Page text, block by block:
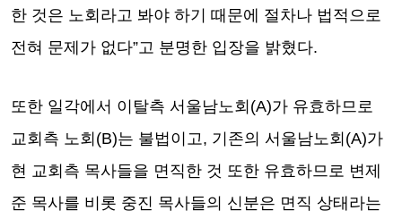
한 것은 노회라고 봐야 하기 때문에 절차나 법적으로
전혀 문제가 없다”고 분명한 입장을 밝혔다.
또한 일각에서 이탈측 서울남노회(A)가 유효하므로
교회측 노회(B)는 불법이고, 기존의 서울남노회(A)가
현 교회측 목사들을 면직한 것 또한 유효하므로 변제
준 목사를 비롯 중진 목사들의 신분은 면직 상태라는